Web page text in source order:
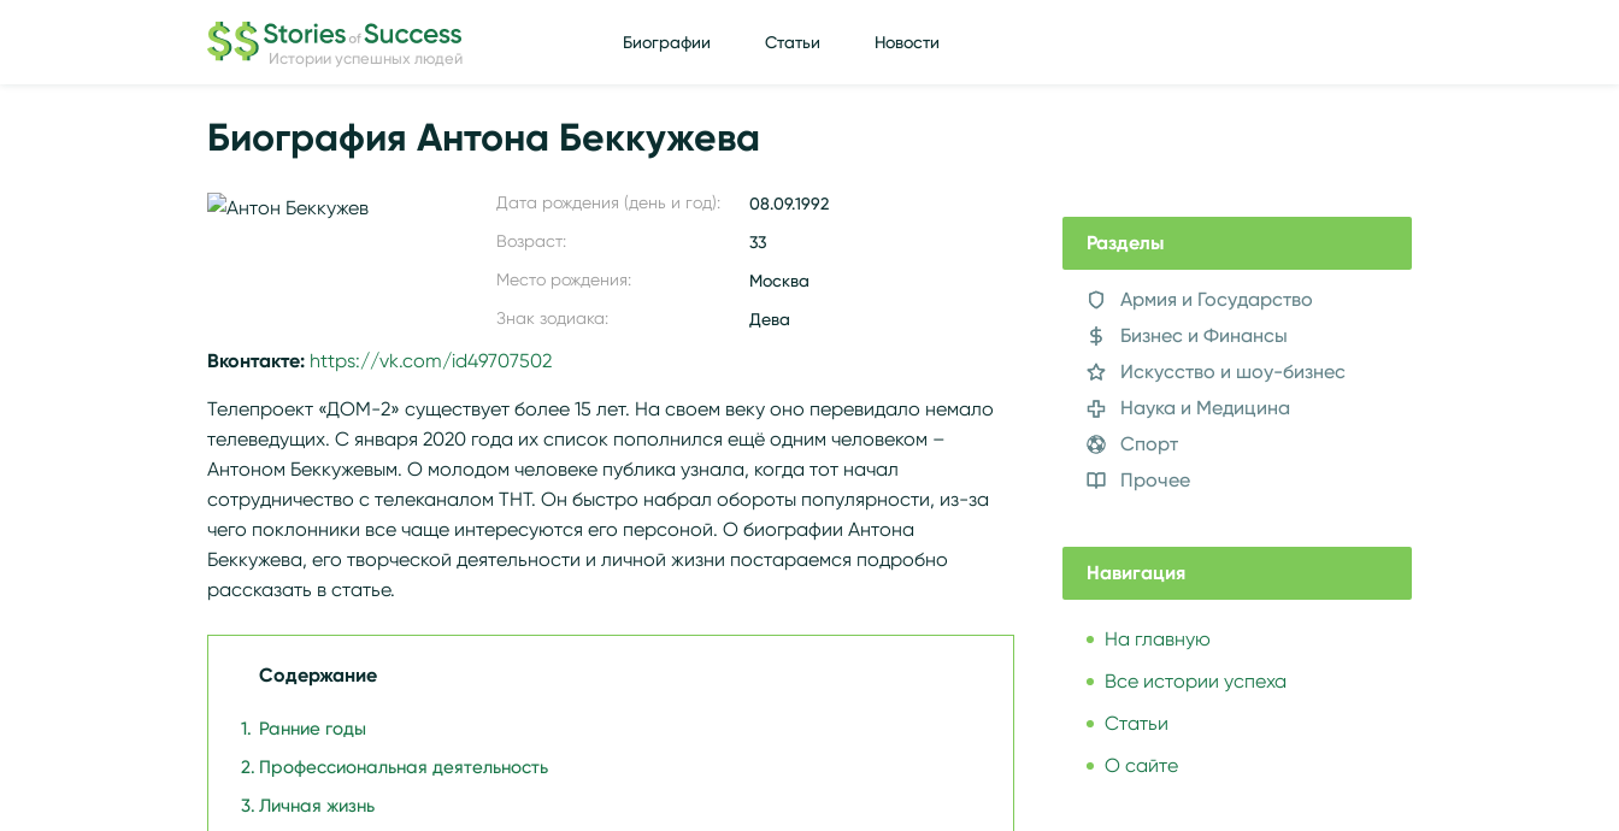
Истории успешных людей
Биографии Статьи Новости
Биография Антона Беккужева
Дата рождения (день и год): 08.09.1992
Возраст: 33
Место рождения: Москва
Знак зодиака: Дева
Вконтакте: https://vk.com/id49707502
Телепроект «ДОМ-2» существует более 15 лет. На своем веку оно перевидало немало
телеведущих. С января 2020 года их список пополнился ещё одним человеком –
Антоном Беккужевым. О молодом человеке публика узнала, когда тот начал
сотрудничество с телеканалом ТНТ. Он быстро набрал обороты популярности, из-за
чего поклонники все чаще интересуются его персоной. О биографии Антона
Беккужева, его творческой деятельности и личной жизни постараемся подробно
рассказать в статье.
Содержание
Ранние годы
Профессиональная деятельность
Личная жизнь
Разделы
Армия и Государство
Бизнес и Финансы
Искусство и шоу-бизнес
Наука и Медицина
Спорт
Прочее
Навигация
На главную
Все истории успеха
Статьи
О сайте